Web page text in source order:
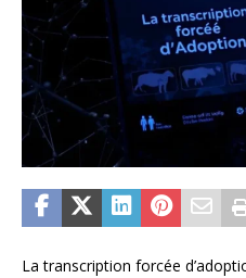
La transcription forcée